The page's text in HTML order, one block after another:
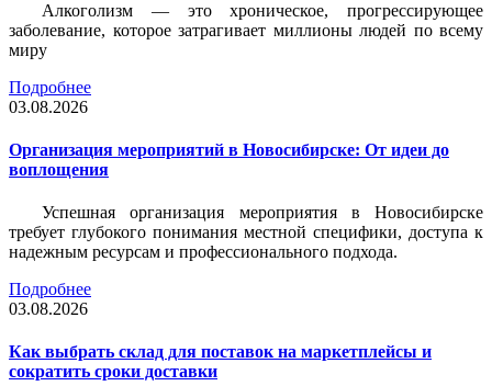
Алкоголизм — это хроническое, прогрессирующее
заболевание, которое затрагивает миллионы людей по всему
миру
Подробнее
03.08.2026
Организация мероприятий в Новосибирске: От идеи до
воплощения
Успешная организация мероприятия в Новосибирске
требует глубокого понимания местной специфики, доступа к
надежным ресурсам и профессионального подхода.
Подробнее
03.08.2026
Как выбрать склад для поставок на маркетплейсы и
сократить сроки доставки